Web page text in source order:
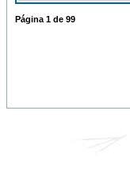
Página 1 de 99